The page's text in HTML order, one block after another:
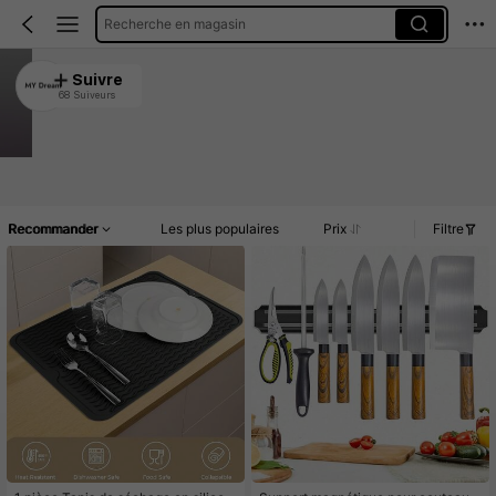
Recherche en magasin
MY Dream
4.92
Suivre
68 Suiveurs
Recommander Les plus populaires Prix Filtre